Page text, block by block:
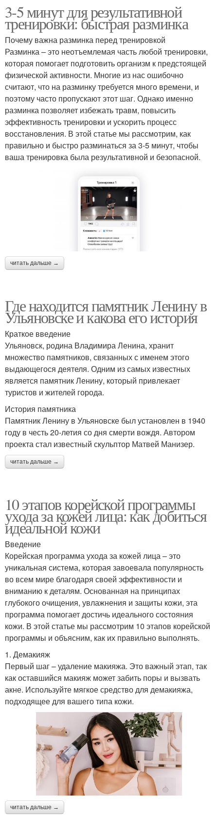
3-5 минут для результативной
тренировки: быстрая разминка
Почему важна разминка перед тренировкой
Разминка – это неотъемлемая часть любой тренировки,
которая помогает подготовить организм к предстоящей
физической активности. Многие из нас ошибочно
считают, что на разминку требуется много времени, и
поэтому часто пропускают этот шаг. Однако именно
разминка позволяет избежать травм, повысить
эффективность тренировки и ускорить процесс
восстановления. В этой статье мы рассмотрим, как
правильно и быстро разминаться за 3-5 минут, чтобы
ваша тренировка была результативной и безопасной.
читать дальше →
Где находится памятник Ленину в
Ульяновске и какова его история
Краткое введение
Ульяновск, родина Владимира Ленина, хранит
множество памятников, связанных с именем этого
выдающегося деятеля. Одним из самых известных
является памятник Ленину, который привлекает
туристов и жителей города.
История памятника
Памятник Ленину в Ульяновске был установлен в 1940
году в честь 20-летия со дня смерти вождя. Автором
проекта стал известный скульптор Матвей Манизер.
читать дальше →
10 этапов корейской программы
ухода за кожей лица: как добиться
идеальной кожи
Введение
Корейская программа ухода за кожей лица – это
уникальная система, которая завоевала популярность
во всем мире благодаря своей эффективности и
вниманию к деталям. Основанная на принципах
глубокого очищения, увлажнения и защиты кожи, эта
программа помогает достичь идеального состояния
кожи. В этой статье мы рассмотрим 10 этапов корейской
программы и объясним, как их правильно выполнять.
1. Демакияж
Первый шаг – удаление макияжа. Это важный этап, так
как оставшийся макияж может забить поры и вызвать
акне. Используйте мягкое средство для демакияжа,
подходящее для вашего типа кожи.
читать дальше →